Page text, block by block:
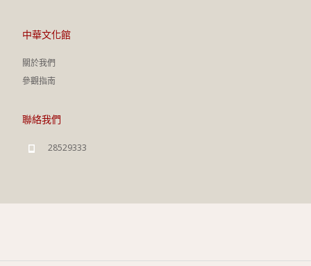
中華文化館
關於我們
參觀指南
聯絡我們
28529333